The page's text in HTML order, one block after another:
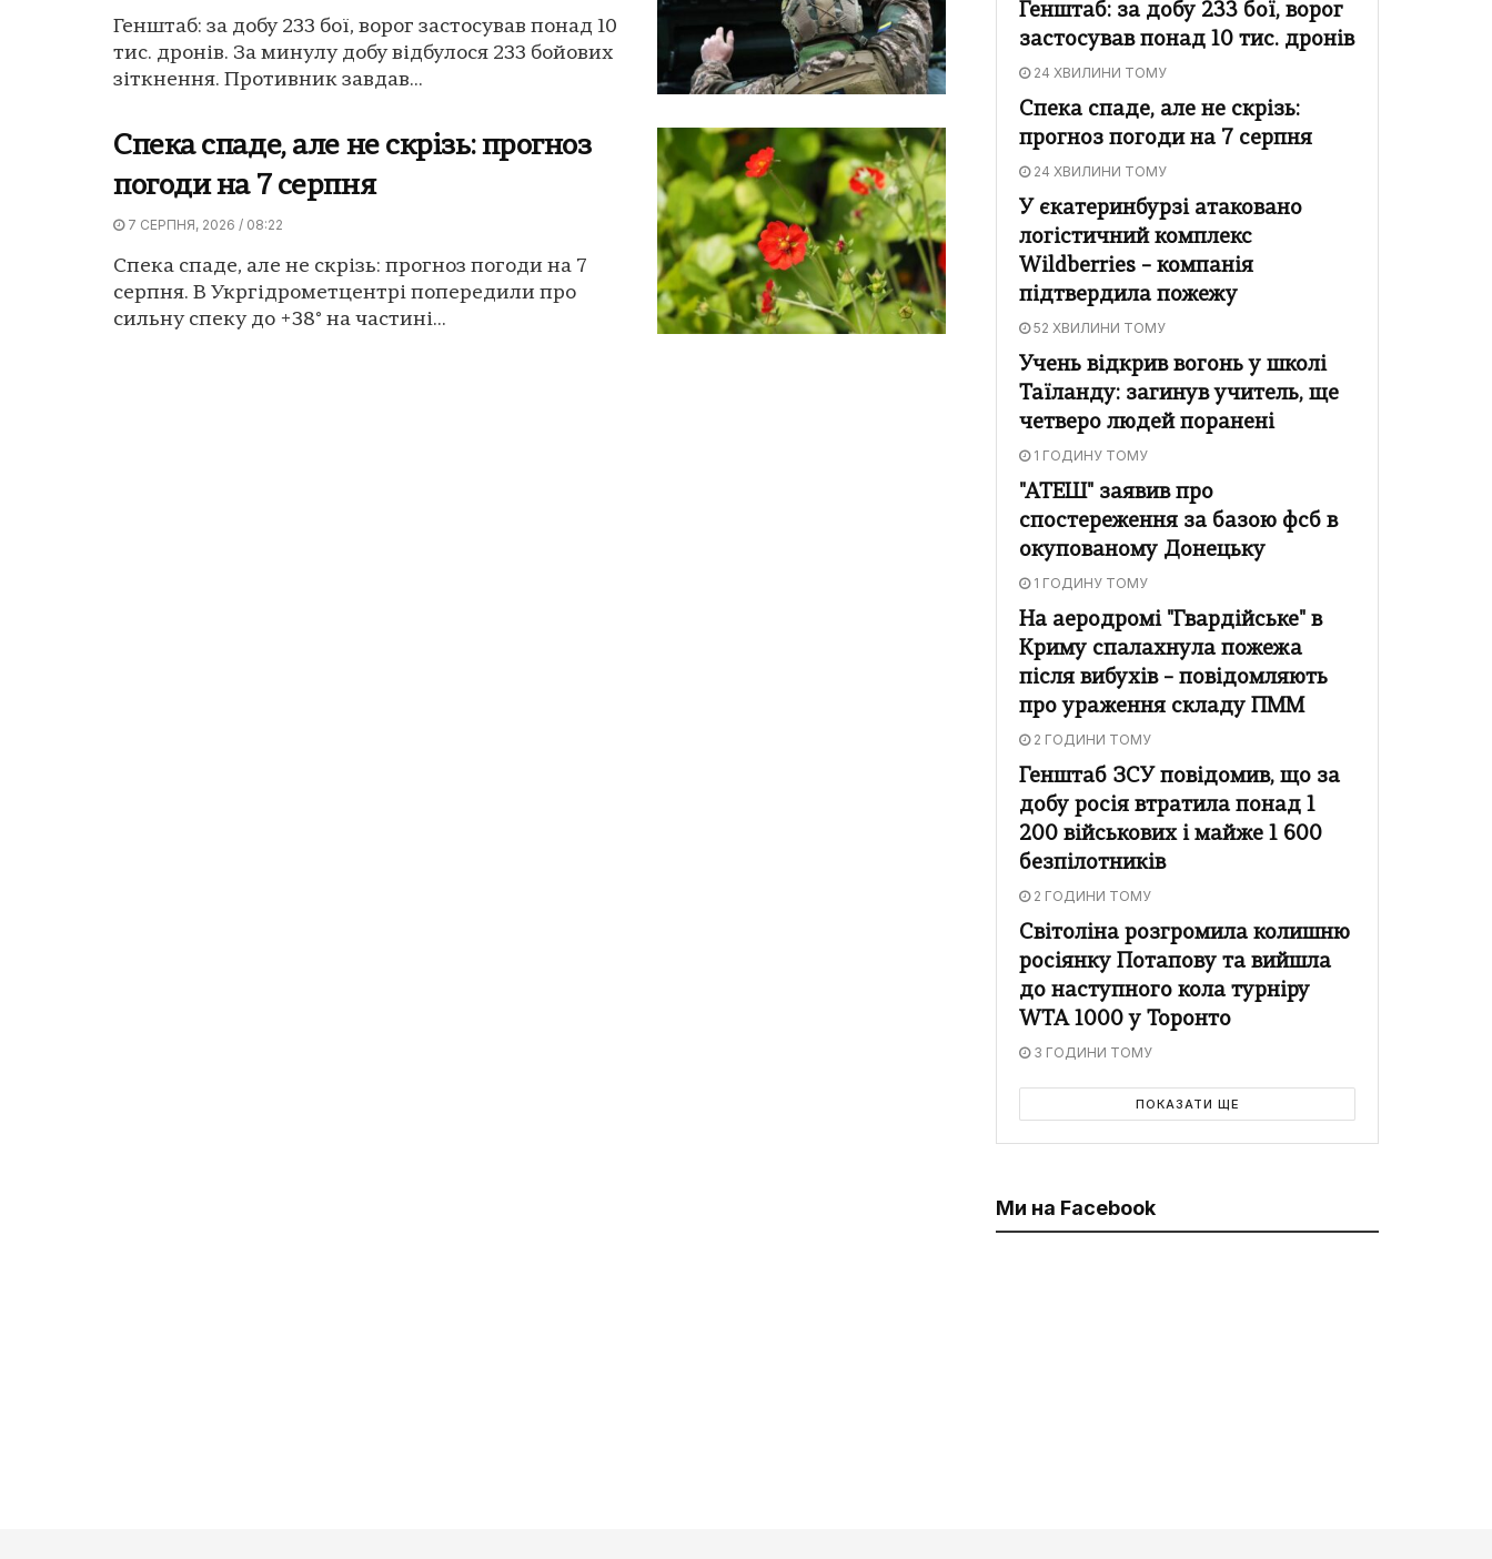
Генштаб: за добу 233 бої, ворог застосував понад 10
тис. дронів. За минулу добу відбулося 233 бойових
зіткнення. Противник завдав...
Спека спаде, але не скрізь: прогноз
погоди на 7 серпня
7 СЕРПНЯ, 2026 / 08:22
Спека спаде, але не скрізь: прогноз погоди на 7
серпня. В Укргідрометцентрі попередили про
сильну спеку до +38° на частині...
Генштаб: за добу 233 бої, ворог
застосував понад 10 тис. дронів
24 ХВИЛИНИ ТОМУ
Спека спаде, але не скрізь:
прогноз погоди на 7 серпня
24 ХВИЛИНИ ТОМУ
У єкатеринбурзі атаковано
логістичний комплекс
Wildberries – компанія
підтвердила пожежу
52 ХВИЛИНИ ТОМУ
Учень відкрив вогонь у школі
Таїланду: загинув учитель, ще
четверо людей поранені
1 ГОДИНУ ТОМУ
"АТЕШ" заявив про
спостереження за базою фсб в
окупованому Донецьку
1 ГОДИНУ ТОМУ
На аеродромі "Гвардійське" в
Криму спалахнула пожежа
після вибухів – повідомляють
про ураження складу ПММ
2 ГОДИНИ ТОМУ
Генштаб ЗСУ повідомив, що за
добу росія втратила понад 1
200 військових і майже 1 600
безпілотників
2 ГОДИНИ ТОМУ
Світоліна розгромила колишню
росіянку Потапову та вийшла
до наступного кола турніру
WTA 1000 у Торонто
3 ГОДИНИ ТОМУ
ПОКАЗАТИ ЩЕ
Ми на Facebook